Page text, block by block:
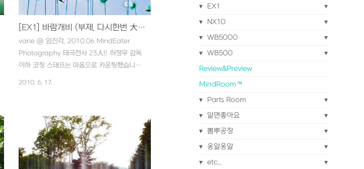
서였습니다. 2009/05/28 - [Photo Story/
카메라와 바람쐬기] - ▶◀ 세미원의 들국화 -
샤스타데이지..
[EX1] 바람개비 (부제, 다시한번 大~한민국)
vane @ 임진각, 2010.06 MindEater
Photography 태극전사 23人!! 허정무 감독
이하 코칭 스태프는 마음으로 카운팅했습니다.
그리스와 비겨버려랏!! ^^;;;
2010. 6. 17.
EX1
NX10
WB5000
WB500
Review&Preview
MindRoom™
Parts Room
알면좋아요
뽐뿌공장
옹알옹알
etc...